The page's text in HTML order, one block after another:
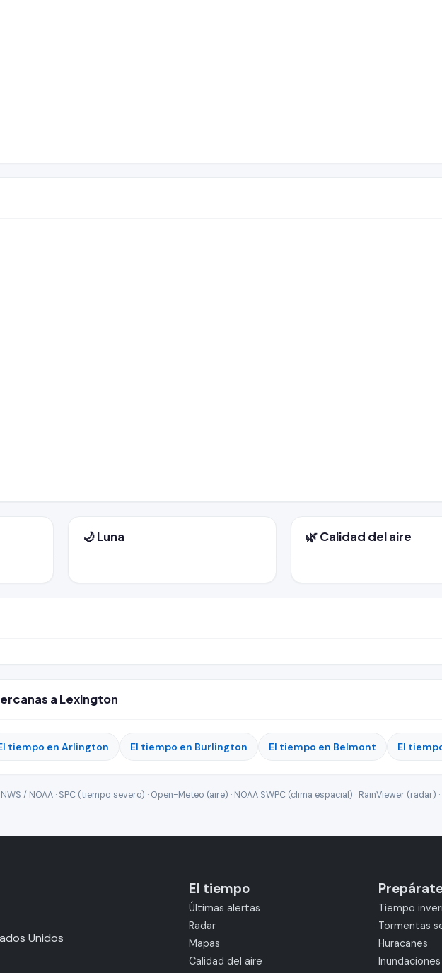
🌙 Luna 🌿 Calidad del aire
a Lexington
tiempo en Arlington El tiempo en Burlington El tiempo en Belmont El
/ NOAA · SPC (tiempo severo) · Open-Meteo (aire) · NOAA SWPC (clima espacial) · RainViewer (radar)
Unidos
El tiempo
Últimas alertas
Radar
Mapas
Calidad del aire
Tiempo
Tormentas
Huracanes
Inundaciones